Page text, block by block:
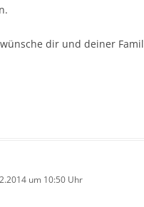
dir und deiner
um 10:50 Uhr